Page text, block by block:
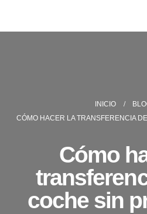
INICIO
CÓMO HACER LA TRANSFERENCIA
Cómo
coche sin